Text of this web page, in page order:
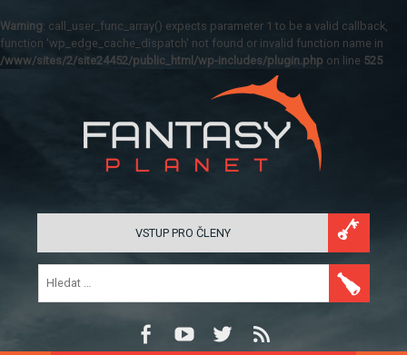
Warning: call_user_func_array() expects parameter 1 to be a valid callback,
function 'wp_edge_cache_dispatch' not found or invalid function name in
/www/sites/2/site24452/public_html/wp-includes/plugin.php on line 525
VSTUP PRO ČLENY